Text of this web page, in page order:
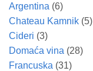
Argentina (6)
Chateau Kamnik (5)
Cideri (3)
Domaća vina (28)
Francuska (31)